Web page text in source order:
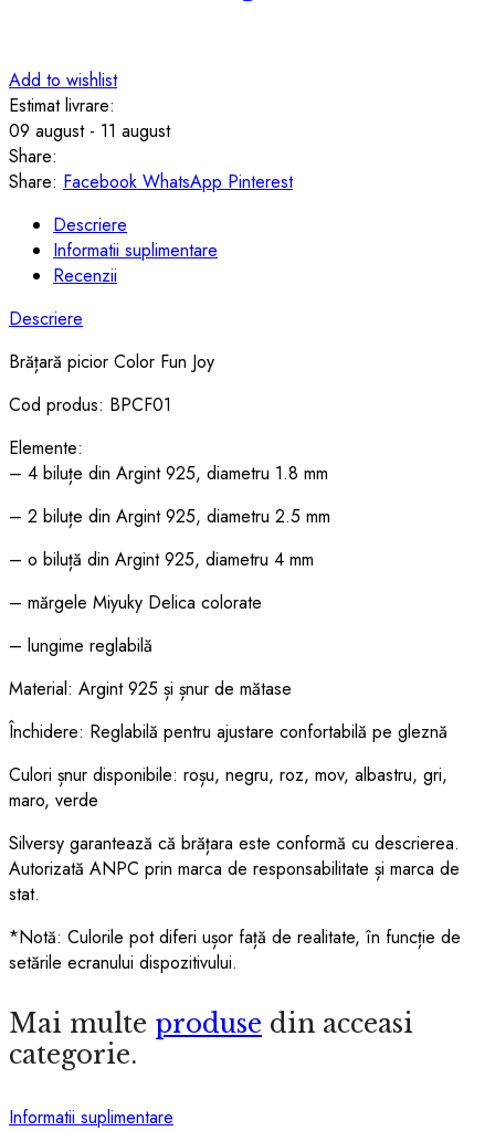
Add to wishlist
Estimat livrare:
09 august - 11 august
Share:
Share: Facebook WhatsApp Pinterest
Descriere
Informatii suplimentare
Recenzii
Descriere
Brățară picior Color Fun Joy
Cod produs: BPCF01
Elemente:
– 4 biluțe din Argint 925, diametru 1.8 mm
– 2 biluțe din Argint 925, diametru 2.5 mm
– o biluță din Argint 925, diametru 4 mm
– mărgele Miyuky Delica colorate
– lungime reglabilă
Material: Argint 925 și șnur de mătase
Închidere: Reglabilă pentru ajustare confortabilă pe gleznă
Culori șnur disponibile: roșu, negru, roz, mov, albastru, gri,
maro, verde
Silversy garantează că brățara este conformă cu descrierea.
Autorizată ANPC prin marca de responsabilitate și marca de
stat.
*Notă: Culorile pot diferi ușor față de realitate, în funcție de
setările ecranului dispozitivului.
Mai multe produse din acceasi
categorie.
Informatii suplimentare